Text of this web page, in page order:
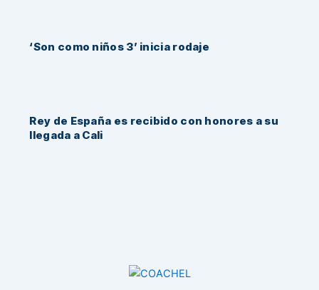
‘Son como niños 3’ inicia rodaje
Rey de España es recibido con honores a su
llegada a Cali